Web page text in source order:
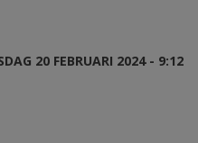
20 FEBRUARI 2024 - 9:12